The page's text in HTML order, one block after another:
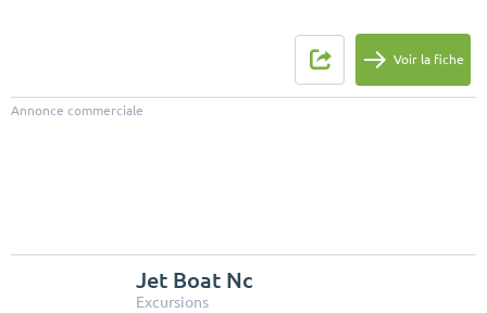
Voir la fiche
Annonce commerciale
Jet Boat Nc
Excursions